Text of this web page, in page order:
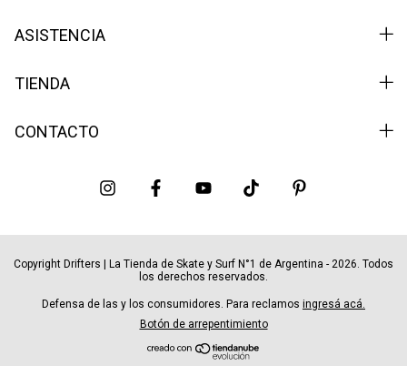
ASISTENCIA
TIENDA
CONTACTO
Copyright Drifters | La Tienda de Skate y Surf N°1 de Argentina - 2026. Todos
los derechos reservados.
Defensa de las y los consumidores. Para reclamos ingresá acá.
Botón de arrepentimiento